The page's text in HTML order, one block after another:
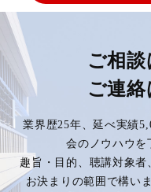
ご相談
ご連絡
業界歴25年、延べ実績
会のノウハウを
趣旨・目的、聴講対象
お決まりの範囲で構い